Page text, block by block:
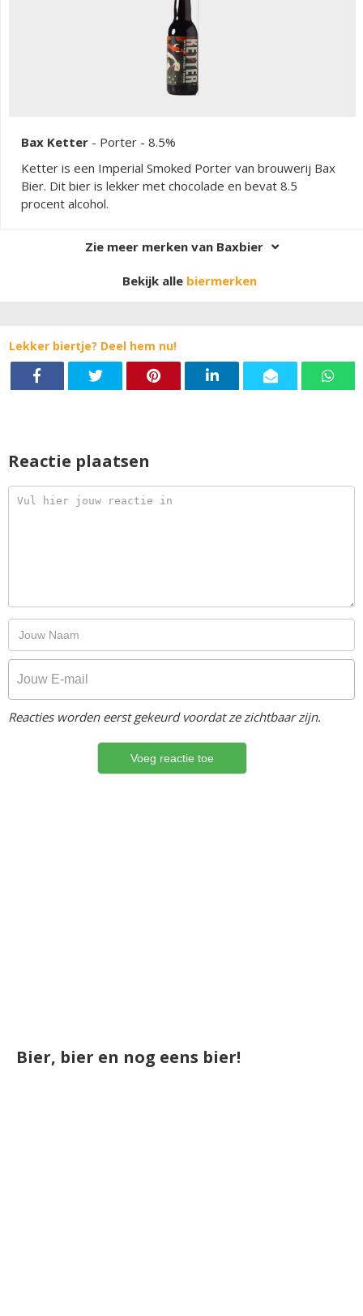
Bax Ketter - Porter - 8.5%
Ketter is een Imperial Smoked Porter van brouwerij Bax
Bier. Dit bier is lekker met chocolade en bevat 8.5
procent alcohol.
Zie meer merken van Baxbier
Bekijk alle biermerken
Lekker biertje? Deel hem nu!
Reactie plaatsen
Reacties worden eerst gekeurd voordat ze zichtbaar zijn.
Bier, bier en nog eens bier!